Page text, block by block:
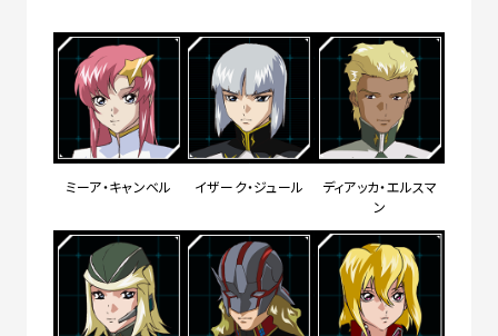
ミーア・キャンベル イザーク・ジュール
ディアッカ・エルスマ
ン